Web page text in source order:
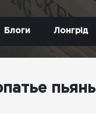
Блоги Лонгрід